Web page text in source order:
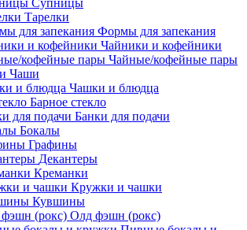
Тарелки
Формы для запекания
Чайники и кофейники
Чайные/кофейные пары
Чаши
Чашки и блюдца
Барное стекло
Банки для подачи
Бокалы
Графины
Декантеры
Креманки
Кружки и чашки
Кувшины
Олд фэшн (рокс)